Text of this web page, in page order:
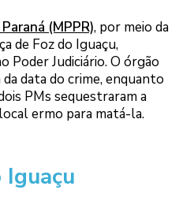
(MPPR), por meio da
de Foz do Iguaçu,
Poder Judiciário. O órgão
data do crime, enquanto
PMs sequestraram a
ermo para matá-la.
Iguaçu